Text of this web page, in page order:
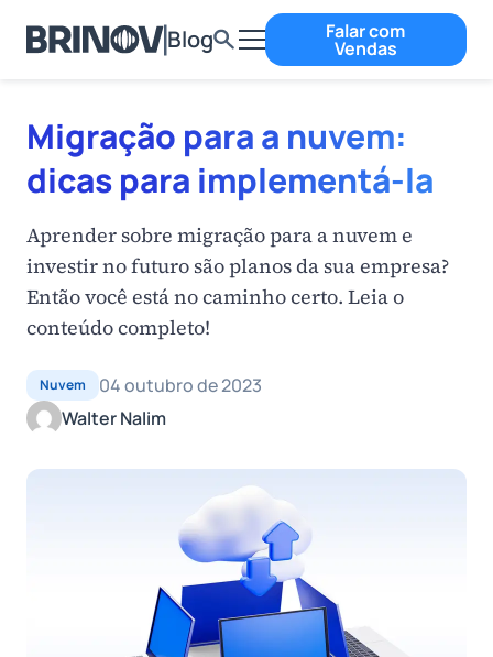
Blog Falar com
Vendas
Migração para a nuvem:
dicas para implementá-la
Aprender sobre migração para a nuvem e
investir no futuro são planos da sua empresa?
Então você está no caminho certo. Leia o
conteúdo completo!
Walter Nalim
Nuvem 04 outubro de 2023